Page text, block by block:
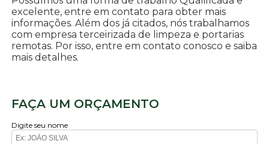
excelente, entre em contato para obter mais
informações. Além dos já citados, nós trabalhamos
com empresa terceirizada de limpeza e portarias
remotas. Por isso, entre em contato conosco e saiba
mais detalhes.
FAÇA UM ORÇAMENTO
Digite seu nome